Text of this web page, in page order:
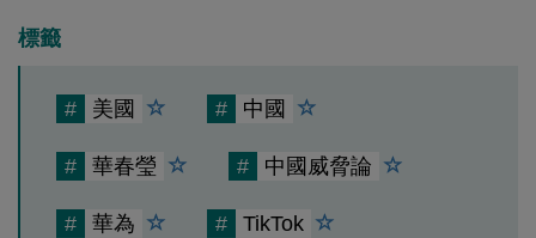
標籤
# 美國 # 中國
# 華春瑩 # 中國威脅論
# 華為 # TikTok